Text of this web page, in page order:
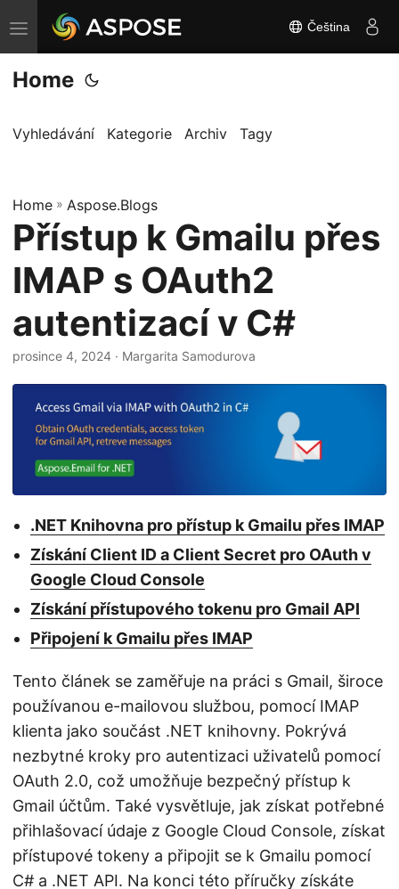
P
ř
e
n
t
n
a
g
a
c
Čeština
Home
Vyhledávání Kategorie Archiv Tagy
Home » Aspose.Blogs
Přístup k Gmailu přes
IMAP s OAuth2
autentizací v C#
prosince 4, 2024 · Margarita Samodurova
.NET Knihovna pro přístup k Gmailu přes IMAP
Získání Client ID a Client Secret pro OAuth v
Google Cloud Console
Získání přístupového tokenu pro Gmail API
Připojení k Gmailu přes IMAP
Tento článek se zaměřuje na práci s Gmail, široce
používanou e-mailovou službou, pomocí IMAP
klienta jako součást .NET knihovny. Pokrývá
nezbytné kroky pro autentizaci uživatelů pomocí
OAuth 2.0, což umožňuje bezpečný přístup k
Gmail účtům. Také vysvětluje, jak získat potřebné
přihlašovací údaje z Google Cloud Console, získat
přístupové tokeny a připojit se k Gmailu pomocí
C# a .NET API. Na konci této příručky získáte